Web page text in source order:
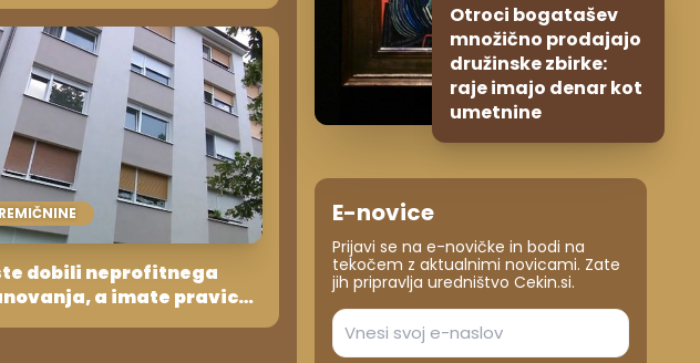
dobili neprofitnega
a imate pravico
Po novem boste
Otroci bogatašev
množično prodajajo
družinske zbirke:
raje imajo denar kot
umetnine
E-novice
Prijavi se na e-novičke in bodi na
tekočem z aktualnimi novicami. Zate
jih pripravlja uredništvo Cekin.si.